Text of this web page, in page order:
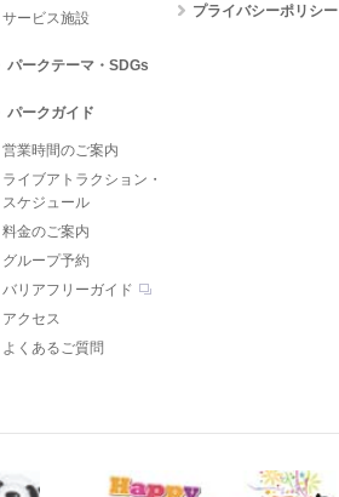
サービス施設
パークテーマ・SDGs
パークガイド
営業時間のご案内
ライブアトラクション・
スケジュール
料金のご案内
グループ予約
バリアフリーガイド
アクセス
よくあるご質問
プライバシーポリシー